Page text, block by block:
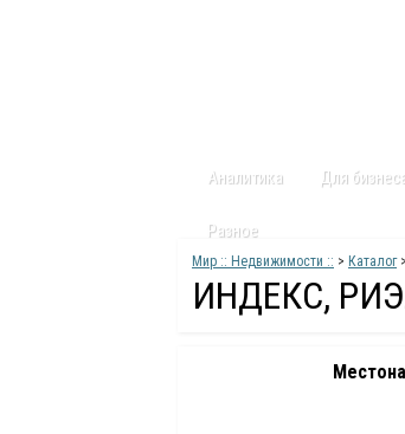
Аналитика Для
Разное
Мир :: Недвижимости :: > Каталог>
ИНДЕКС,